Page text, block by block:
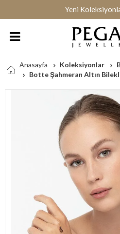
Yeni
Anasayfa Koleksiyonlar
Botte Şahmeran Altın